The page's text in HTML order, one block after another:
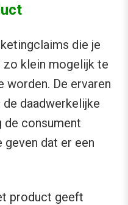
die je
klein mogelijk te
worden. De ervaren
daadwerkelijke
de consument
dat er een
product geeft